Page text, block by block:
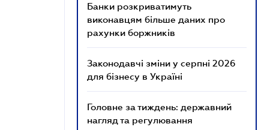
Банки розкриватимуть
виконавцям більше даних про
рахунки боржників
Законодавчі зміни у серпні 2026
для бізнесу в Україні
Головне за тиждень: державний
нагляд та регулювання